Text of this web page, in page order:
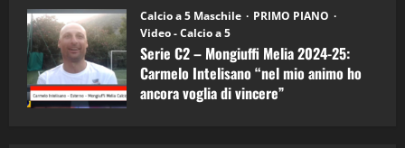
Calcio a 5 Maschile
PRIMO PIANO
Video - Calcio a 5
Serie C2 – Mongiuffi Melia 2024-25:
Carmelo Intelisano “nel mio animo ho
ancora voglia di vincere”
1
“SportEmpire” in Podcast: 30^ Puntata
(Martedi 05 Maggio 2026)
08/05/2026